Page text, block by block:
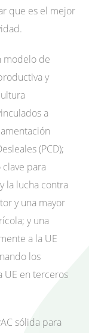
que es el mejor
modelo de
y
a
(PCD);
para
la lucha contra
y una mayor
y una
a la UE
los
UE en terceros
sólida para